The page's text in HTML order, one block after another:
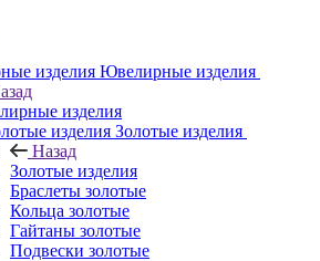
Ювелирные изделия
изделия
Золотые изделия
Назад
Золотые изделия
Браслеты золотые
Кольца золотые
Гайтаны золотые
Подвески золотые